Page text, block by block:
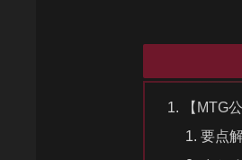
【MTG
要点